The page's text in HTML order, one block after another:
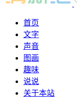
首页
文字
声音
图画
趣味
说说
关于本站